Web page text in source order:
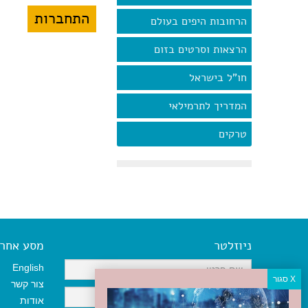
הרחובות היפים בעולם
הרצאות וסרטים בזום
חו"ל בישראל
המדריך לתרמילאי
טרקים
ניוזלטר מסע אחר
English
צור קשר
אודות